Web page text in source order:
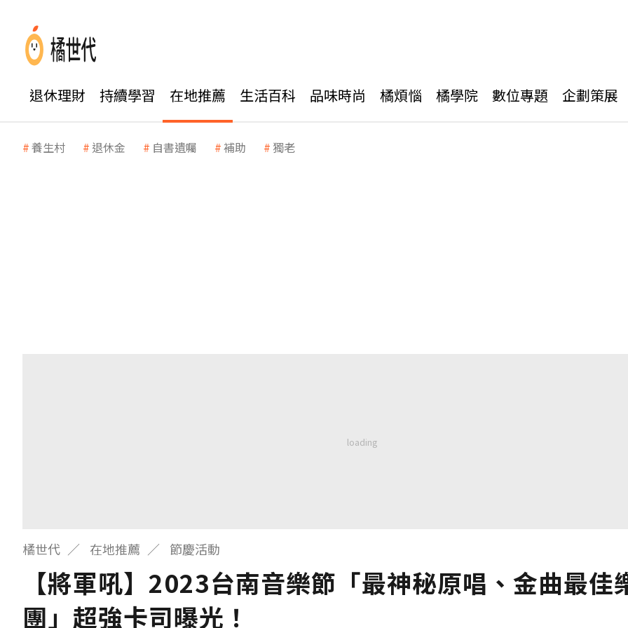
退休理財 持續學習 在地推薦 生活百科 品味時尚 橘煩惱 橘學院 數位專題 企劃策展
養生村 退休金 自書遺囑 補助 獨老
橘世代 在地推薦 節慶活動
【將軍吼】2023台南音樂節「最神秘原唱、金曲最佳
團」超強卡司曝光！